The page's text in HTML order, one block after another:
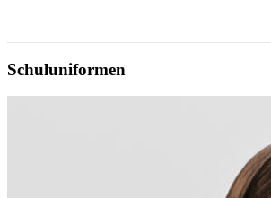
Schuluniformen